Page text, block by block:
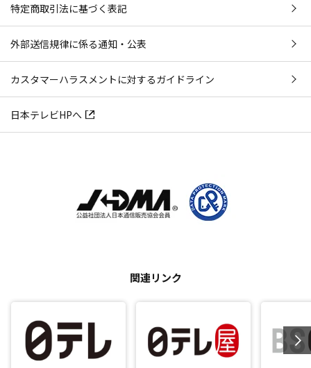
特定商取引法に基づく表記
外部送信規律に係る通知・公表
カスタマーハラスメントに対するガイドライン
日本テレビHPへ
関連リンク